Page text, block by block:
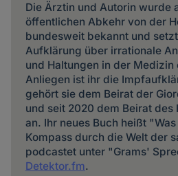
Die Ärztin und Autorin wurde
öffentlichen Abkehr von der
bundesweit bekannt und
Aufklärung über irrationale
und Haltungen in der Medizin
Anliegen ist ihr die
gehört sie dem Beirat der
und seit 2020 dem Beirat
an. Ihr neues Buch heißt
Kompass durch die Welt der
podcastet unter "Grams'
Detektor.fm.